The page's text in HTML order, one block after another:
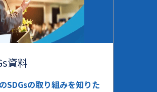
資料
SDGsの取り組みを知りた